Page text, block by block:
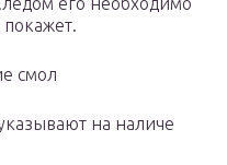
покажет.
смол
на наличе